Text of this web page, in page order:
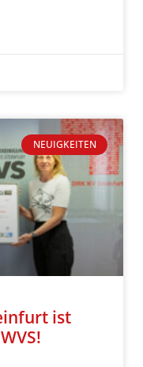
NEUIGKEITEN
ist